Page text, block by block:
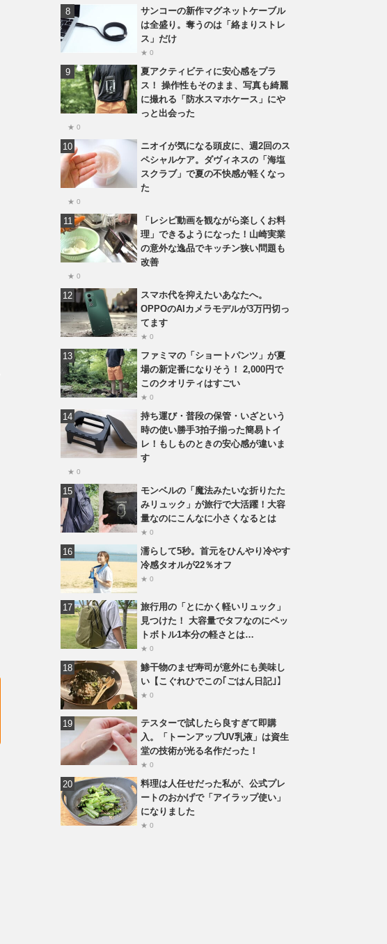
サンコーの新作マグネットケーブル
は全盛り。奪うのは「絡まりストレ
ス」だけ
★ 0
夏アクティビティに安心感をプラ
ス！ 操作性もそのまま、写真も綺麗
に撮れる「防水スマホケース」にや
っと出会った
★ 0
ニオイが気になる頭皮に、週2回のス
ペシャルケア。ダヴィネスの「海塩
スクラブ」で夏の不快感が軽くなっ
た
★ 0
「レシピ動画を観ながら楽しくお料
理」できるようになった！山崎実業
の意外な逸品でキッチン狭い問題も
改善
★ 0
スマホ代を抑えたいあなたへ。
OPPOのAIカメラモデルが3万円切っ
てます
★ 0
ファミマの「ショートパンツ」が夏
場の新定番になりそう！ 2,000円で
このクオリティはすごい
★ 0
持ち運び・普段の保管・いざという
時の使い勝手3拍子揃った簡易トイ
レ！もしものときの安心感が違いま
す
★ 0
モンベルの「魔法みたいな折りたた
みリュック」が旅行で大活躍！大容
量なのにこんなに小さくなるとは
★ 0
濡らして5秒。首元をひんやり冷やす
冷感タオルが22％オフ
★ 0
旅行用の「とにかく軽いリュック」
見つけた！ 大容量でタフなのにペッ
トボトル1本分の軽さとは…
★ 0
鯵干物のまぜ寿司が意外にも美味し
い【こぐれひでこの｢ごはん日記｣】
★ 0
テスターで試したら良すぎて即購
入。「トーンアップUV乳液」は資生
堂の技術が光る名作だった！
★ 0
料理は人任せだった私が、公式プレ
ートのおかげで「アイラップ使い」
になりました
★ 0